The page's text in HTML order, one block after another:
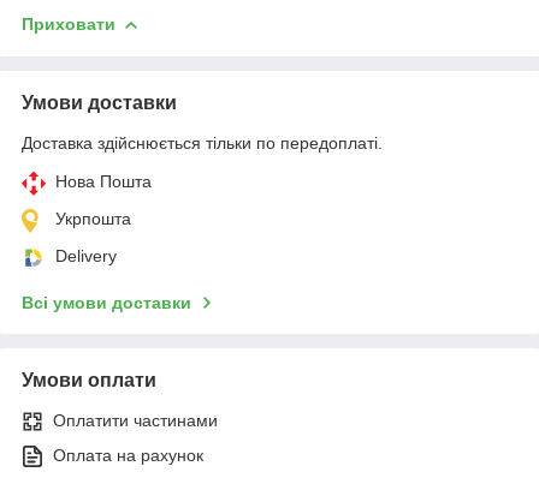
Приховати
Умови доставки
Доставка здійснюється тільки по передоплаті.
Нова Пошта
Укрпошта
Delivery
Всі умови доставки
Умови оплати
Оплатити частинами
Оплата на рахунок